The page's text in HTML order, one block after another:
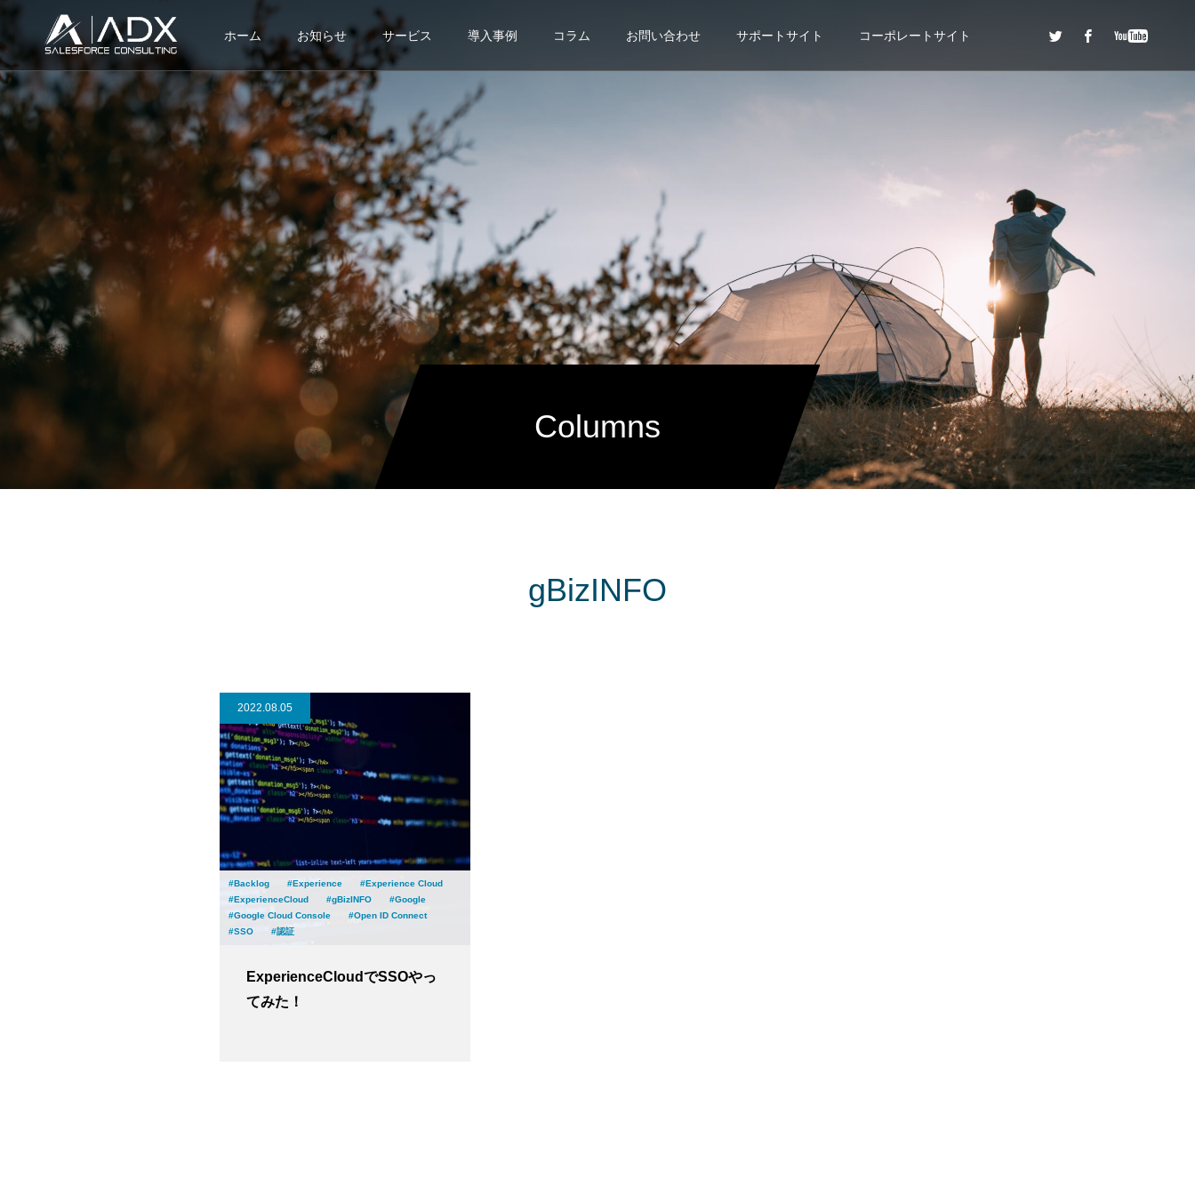
ホーム お知らせ サービス 導入事例 コラム お問い合わせ サポートサイト コーポレートサイト
Columns
gBizINFO
2022.08.05
Backlog Experience
Experience Cloud
ExperienceCloud
gBizINFO
Google
Google Cloud Console
Open ID Connect
SSO
認証
ExperienceCloudでSSOやっ
てみた！